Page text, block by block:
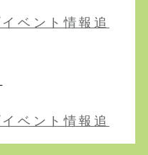
ベント情報追
ベント情報追